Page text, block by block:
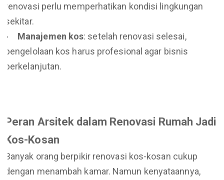
renovasi perlu memperhatikan kondisi lingkungan
sekitar.
Manajemen kos: setelah renovasi selesai,
pengelolaan kos harus profesional agar bisnis
berkelanjutan.
Peran Arsitek dalam Renovasi Rumah Jadi
Kos-Kosan
Banyak orang berpikir renovasi kos-kosan cukup
dengan menambah kamar. Namun kenyataannya,